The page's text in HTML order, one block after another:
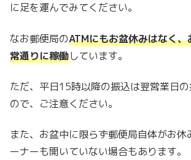
に足を運んでみてください。
なお郵便局のATMにもお盆休みはなく
常通りに稼働しています。
ただ、平日15時以降の振込は翌営業日
ので、ご注意ください。
また、お盆中に限らず郵便局自体がお休
ーナーも開いていない場合もあります。